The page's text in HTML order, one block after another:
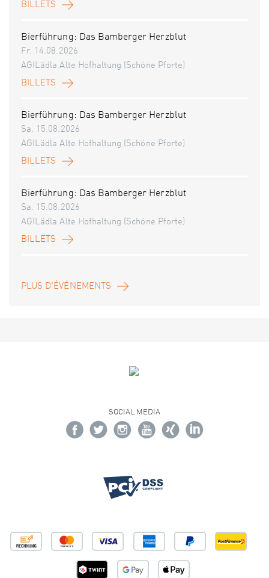
BILLETS
Bierführung: Das Bamberger Herzblut
Fr. 14.08.2026
AGILädla Alte Hofhaltung (Schöne Pforte)
BILLETS
Bierführung: Das Bamberger Herzblut
Sa. 15.08.2026
AGILädla Alte Hofhaltung (Schöne Pforte)
BILLETS
Bierführung: Das Bamberger Herzblut
Sa. 15.08.2026
AGILädla Alte Hofhaltung (Schöne Pforte)
BILLETS
PLUS D'ÉVÉNEMENTS
SOCIAL MEDIA